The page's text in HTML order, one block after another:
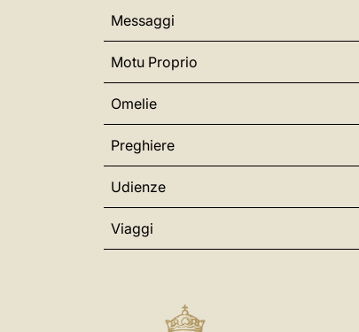
Messaggi
Motu Proprio
Omelie
Preghiere
Udienze
Viaggi